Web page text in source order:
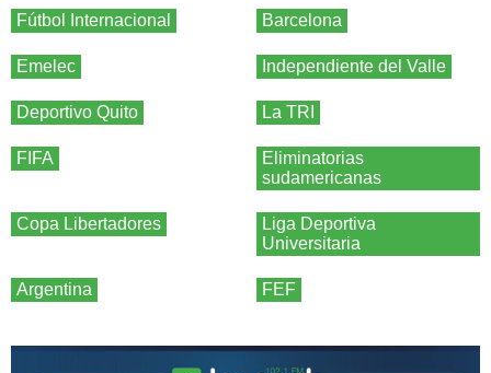
Fútbol Internacional Barcelona
Emelec Independiente del Valle
Deportivo Quito La TRI
FIFA
Eliminatorias
sudamericanas
Copa Libertadores
Liga Deportiva
Universitaria
Argentina FEF